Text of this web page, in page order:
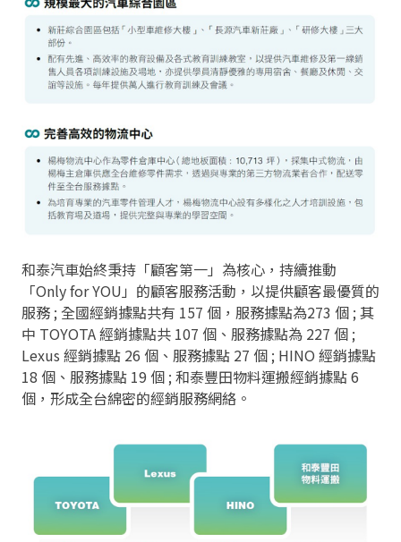
和泰汽車始終秉持「顧客第一」為核心，持續推動
「Only for YOU」的顧客服務活動，以提供顧客最優質的
服務 ; 全國經銷據點共有 157 個，服務據點為273 個 ; 其
中 TOYOTA 經銷據點共 107 個、服務據點為 227 個 ;
Lexus 經銷據點 26 個、服務據點 27 個 ; HINO 經銷據點
18 個、服務據點 19 個 ; 和泰豐田物料運搬經銷據點 6
個，形成全台綿密的經銷服務網絡。